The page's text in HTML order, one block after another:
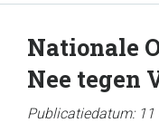
Nationale
Nee tegen
Publicatiedatum: 11